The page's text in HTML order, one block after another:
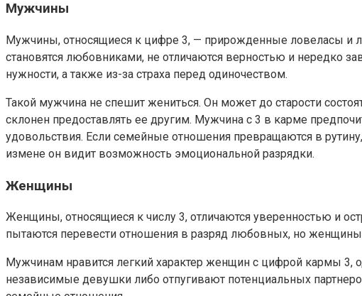
Мужчины
Мужчины, относящиеся к цифре 3, — прирожденные ловеласы и
становятся любовниками, не отличаются верностью и нередко
нужности, а также из-за страха перед одиночеством.
Такой мужчина не спешит жениться. Он может до старости
склонен предоставлять ее другим. Мужчина с 3 в карме
удовольствия. Если семейные отношения превращаются в
измене он видит возможность эмоциональной разрядки.
Женщины
Женщины, относящиеся к числу 3, отличаются уверенностью и
пытаются перевести отношения в разряд любовных, но
Мужчинам нравится легкий характер женщин с цифрой кармы 3,
независимые девушки либо отпугивают потенциальных